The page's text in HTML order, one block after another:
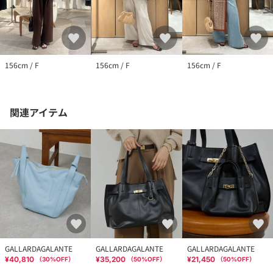
156cm / F 156cm / F 156cm / F
関連アイテム
GALLARDAGALANTE
¥40,810 （30%OFF）
GALLARDAGALANTE
¥35,200 （50%OFF）
GALLARDAGALANTE
¥21,450 （50%OFF）